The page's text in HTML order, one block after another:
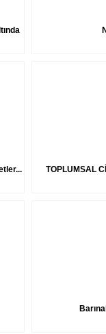
TOPLUMSAL